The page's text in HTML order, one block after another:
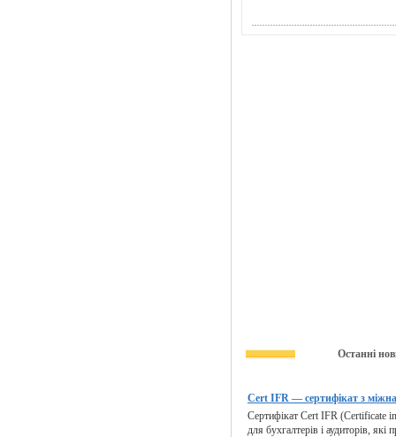
Останні
Cert IFR — сертифікат з
Сертифікат Cert IFR (Certificate
для бухгалтерів і аудиторів, які